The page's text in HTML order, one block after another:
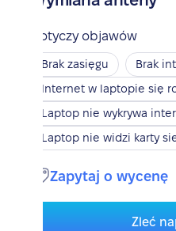
Dotyczy objawów
Brak zasięgu
Brak
Internet w laptopie się
Laptop nie wykrywa
Laptop nie widzi karty
Zapytaj o wycenę
Zleć